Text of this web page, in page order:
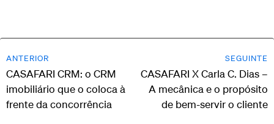
ANTERIOR
CASAFARI CRM: o CRM
imobiliário que o coloca à
frente da concorrência
SEGUINTE
CASAFARI X Carla C. Dias –
A mecânica e o propósito
de bem-servir o cliente